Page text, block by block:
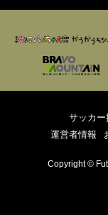
サッカー
運営者情報
Copyright ©